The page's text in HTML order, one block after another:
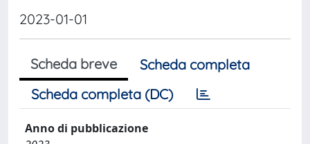
2023-01-01
Scheda breve
Scheda completa
Scheda completa (DC)
Anno di pubblicazione